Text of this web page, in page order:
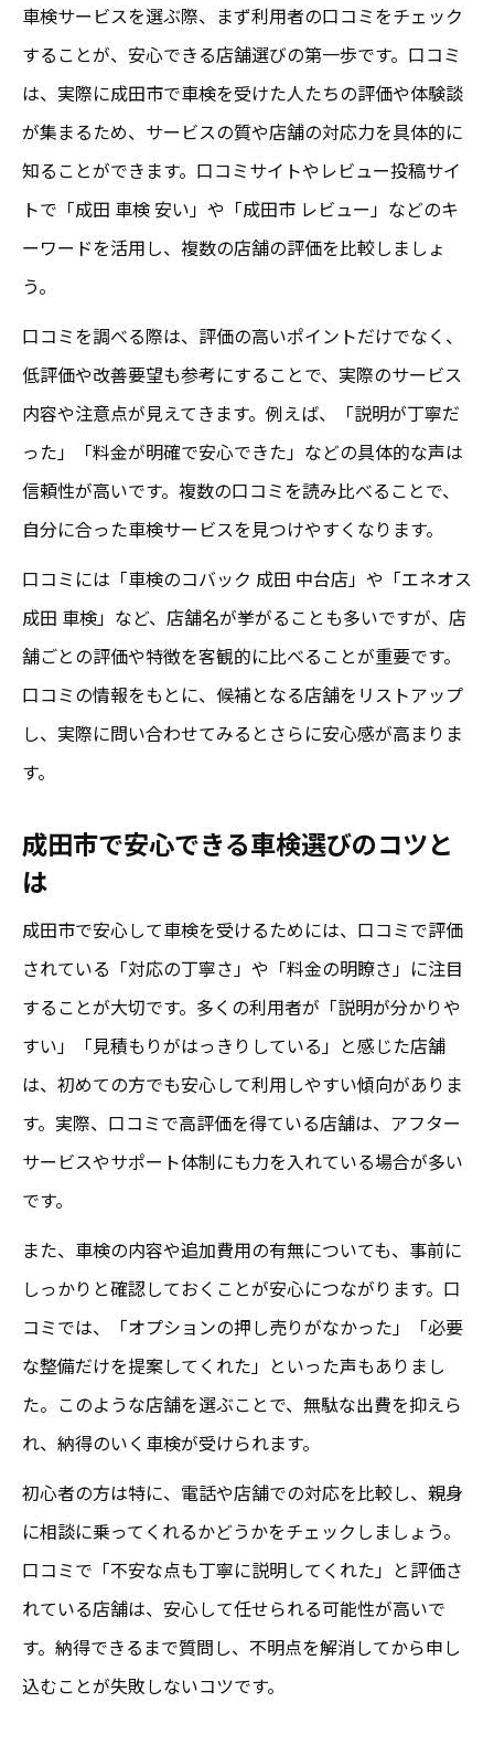
車検サービスを選ぶ際、まず利用者の口コミをチェック
することが、安心できる店舗選びの第一歩です。口コミ
は、実際に成田市で車検を受けた人たちの評価や体験談
が集まるため、サービスの質や店舗の対応力を具体的に
知ることができます。口コミサイトやレビュー投稿サイ
トで「成田 車検 安い」や「成田市 レビュー」などのキ
ーワードを活用し、複数の店舗の評価を比較しましょ
う。
口コミを調べる際は、評価の高いポイントだけでなく、
低評価や改善要望も参考にすることで、実際のサービス
内容や注意点が見えてきます。例えば、「説明が丁寧だ
った」「料金が明確で安心できた」などの具体的な声は
信頼性が高いです。複数の口コミを読み比べることで、
自分に合った車検サービスを見つけやすくなります。
口コミには「車検のコバック 成田 中台店」や「エネオス
成田 車検」など、店舗名が挙がることも多いですが、店
舗ごとの評価や特徴を客観的に比べることが重要です。
口コミの情報をもとに、候補となる店舗をリストアップ
し、実際に問い合わせてみるとさらに安心感が高まりま
す。
成田市で安心できる車検選びのコツと
は
成田市で安心して車検を受けるためには、口コミで評価
されている「対応の丁寧さ」や「料金の明瞭さ」に注目
することが大切です。多くの利用者が「説明が分かりや
すい」「見積もりがはっきりしている」と感じた店舗
は、初めての方でも安心して利用しやすい傾向がありま
す。実際、口コミで高評価を得ている店舗は、アフター
サービスやサポート体制にも力を入れている場合が多い
です。
また、車検の内容や追加費用の有無についても、事前に
しっかりと確認しておくことが安心につながります。口
コミでは、「オプションの押し売りがなかった」「必要
な整備だけを提案してくれた」といった声もありまし
た。このような店舗を選ぶことで、無駄な出費を抑えら
れ、納得のいく車検が受けられます。
初心者の方は特に、電話や店舗での対応を比較し、親身
に相談に乗ってくれるかどうかをチェックしましょう。
口コミで「不安な点も丁寧に説明してくれた」と評価さ
れている店舗は、安心して任せられる可能性が高いで
す。納得できるまで質問し、不明点を解消してから申し
込むことが失敗しないコツです。